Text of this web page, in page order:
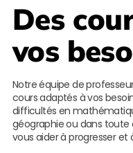
Des
vos
Notre équipe de
cours adaptés à vos
difficultés en
géographie ou dans
vous aider à progresser et